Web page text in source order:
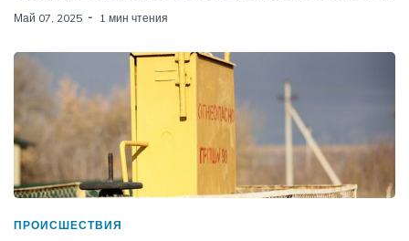
Май 07, 2025 1 мин чтения
ПРОИСШЕСТВИЯ